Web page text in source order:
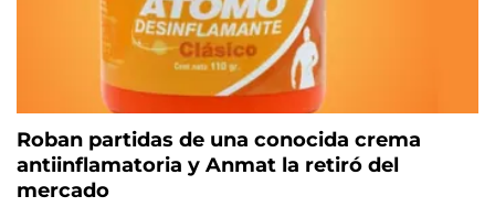
Roban partidas de una conocida crema
antiinflamatoria y Anmat la retiró del
mercado